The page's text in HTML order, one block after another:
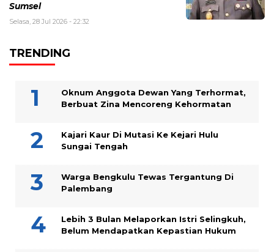
Sumsel
Selasa, 28 Jul 2026 - 22:32
TRENDING
Oknum Anggota Dewan Yang Terhormat,
Berbuat Zina Mencoreng Kehormatan
Kajari Kaur Di Mutasi Ke Kejari Hulu
Sungai Tengah
Warga Bengkulu Tewas Tergantung Di
Palembang
Lebih 3 Bulan Melaporkan Istri Selingkuh,
Belum Mendapatkan Kepastian Hukum